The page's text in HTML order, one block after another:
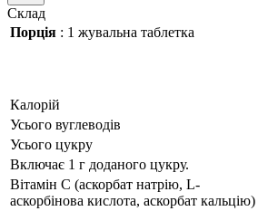
Склад
Порція : 1 жувальна таблетка
Калорій
Усього вуглеводів
Усього цукру
Включає 1 г доданого цукру.
Вітамін С (аскорбат натрію, L-
аскорбінова кислота, аскорбат кальцію)